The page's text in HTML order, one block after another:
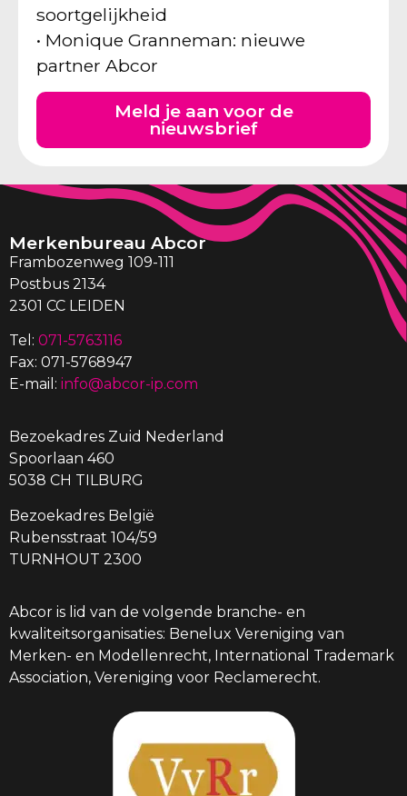
soortgelijkheid
• Monique Granneman: nieuwe
partner Abcor
Meld je aan voor de
nieuwsbrief
Merkenbureau Abcor
Frambozenweg 109-111
Postbus 2134
2301 CC LEIDEN
Tel: 071-5763116
Fax: 071-5768947
E-mail: info@abcor-ip.com
Bezoekadres Zuid Nederland
Spoorlaan 460
5038 CH TILBURG
Bezoekadres België
Rubensstraat 104/59
TURNHOUT 2300
Abcor is lid van de volgende branche- en
kwaliteitsorganisaties: Benelux Vereniging van
Merken- en Modellenrecht, International Trademark
Association, Vereniging voor Reclamerecht.